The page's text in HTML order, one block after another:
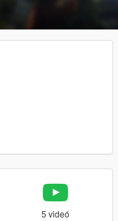
5 videó